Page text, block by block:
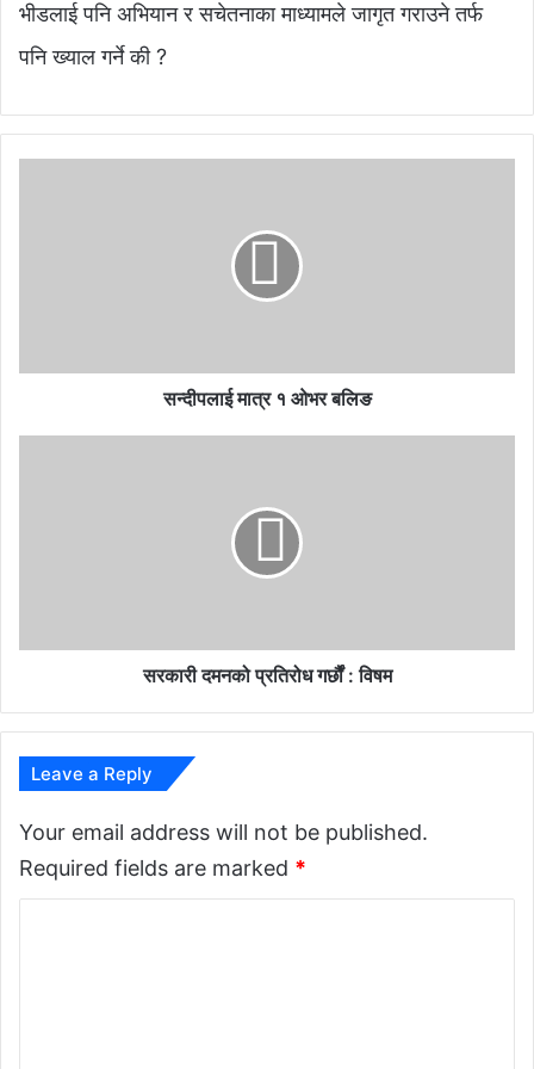
भीडलाई पनि अभियान र सचेतनाका माध्यामले जागृत गराउने तर्फ
पनि ख्याल गर्ने की ?
ओ
सन्दीपलाई मात्र १ ओभर बलिङ
प्र
र्छौं
:
वि
म
सरकारी दमनको प्रतिरोध गर्छौं : विषम
Leave a Reply
Your email address will not be published.
Required fields are marked *